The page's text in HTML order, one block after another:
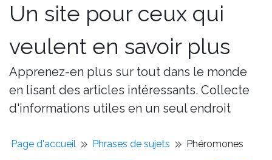
Un site pour ceux qui
veulent en savoir plus
Apprenez-en plus sur tout dans le monde
en lisant des articles intéressants. Collecte
d'informations utiles en un seul endroit
Page d'accueil Phrases de sujets Phéromones